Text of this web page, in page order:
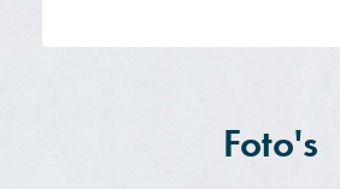
Foto's